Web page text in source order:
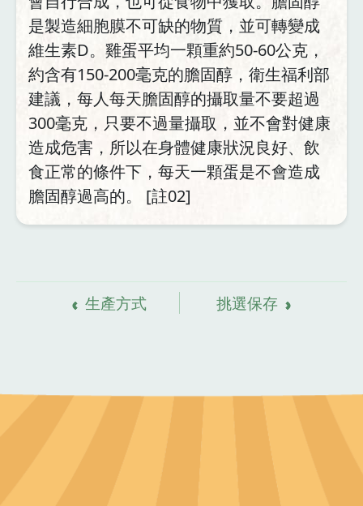
是製造細胞膜不可缺的物質，並可轉變成
維生素D。雞蛋平均一顆重約50-60公克，
約含有150-200毫克的膽固醇，衛生福利部
建議，每人每天膽固醇的攝取量不要超過
300毫克，只要不過量攝取，並不會對健康
造成危害，所以在身體健康狀況良好、飲
食正常的條件下，每天一顆蛋是不會造成
膽固醇過高的。 [註02]
生產方式
挑選保存